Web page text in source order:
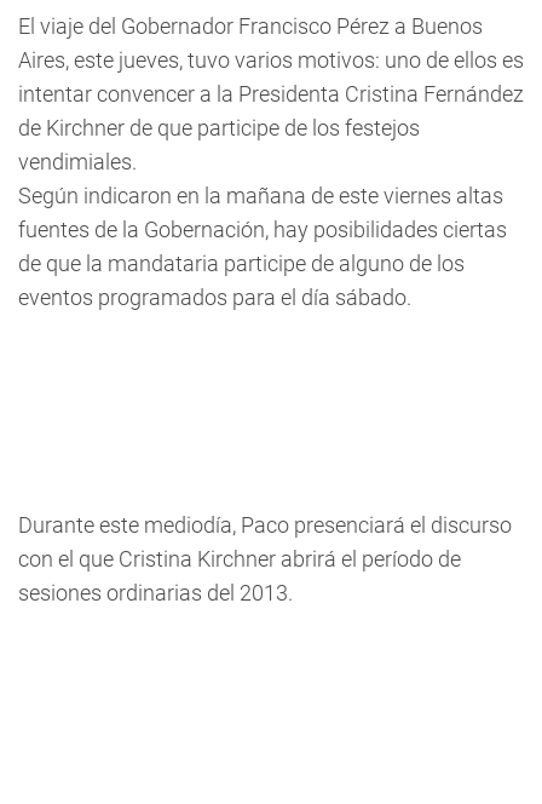
El viaje del Gobernador Francisco Pérez a Buenos
Aires, este jueves, tuvo varios motivos: uno de ellos es
intentar convencer a la Presidenta Cristina Fernández
de Kirchner de que participe de los festejos
vendimiales.
Según indicaron en la mañana de este viernes altas
fuentes de la Gobernación, hay posibilidades ciertas
de que la mandataria participe de alguno de los
eventos programados para el día sábado.
Durante este mediodía, Paco presenciará el discurso
con el que Cristina Kirchner abrirá el período de
sesiones ordinarias del 2013.